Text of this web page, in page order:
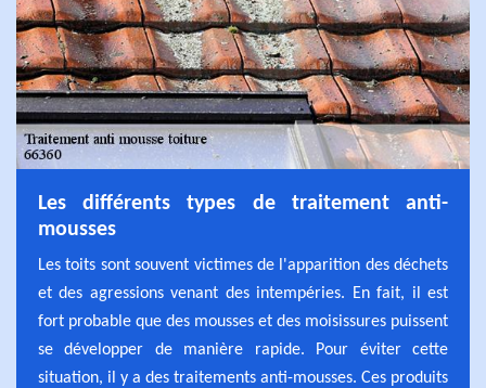
Les différents types de traitement anti-
mousses
Les toits sont souvent victimes de l'apparition des déchets
et des agressions venant des intempéries. En fait, il est
fort probable que des mousses et des moisissures puissent
se développer de manière rapide. Pour éviter cette
situation, il y a des traitements anti-mousses. Ces produits